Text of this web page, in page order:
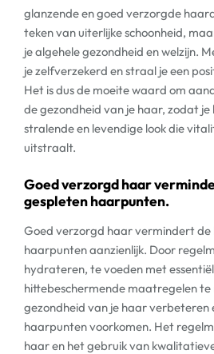
glanzende en goed verzorgde
teken van uiterlijke schoonheid,
je algehele gezondheid en welzijn.
je zelfverzekerd en straal je een
Het is dus de moeite waard om
de gezondheid van je haar, zodat
stralende en levendige look die
uitstraalt.
Goed verzorgd haar
gespleten haarpunten.
Goed verzorgd haar vermindert de
haarpunten aanzienlijk. Door
hydrateren, te voeden met
hittebeschermende maatregelen te
gezondheid van je haar verbeteren
haarpunten voorkomen. Het
haar en het gebruik van